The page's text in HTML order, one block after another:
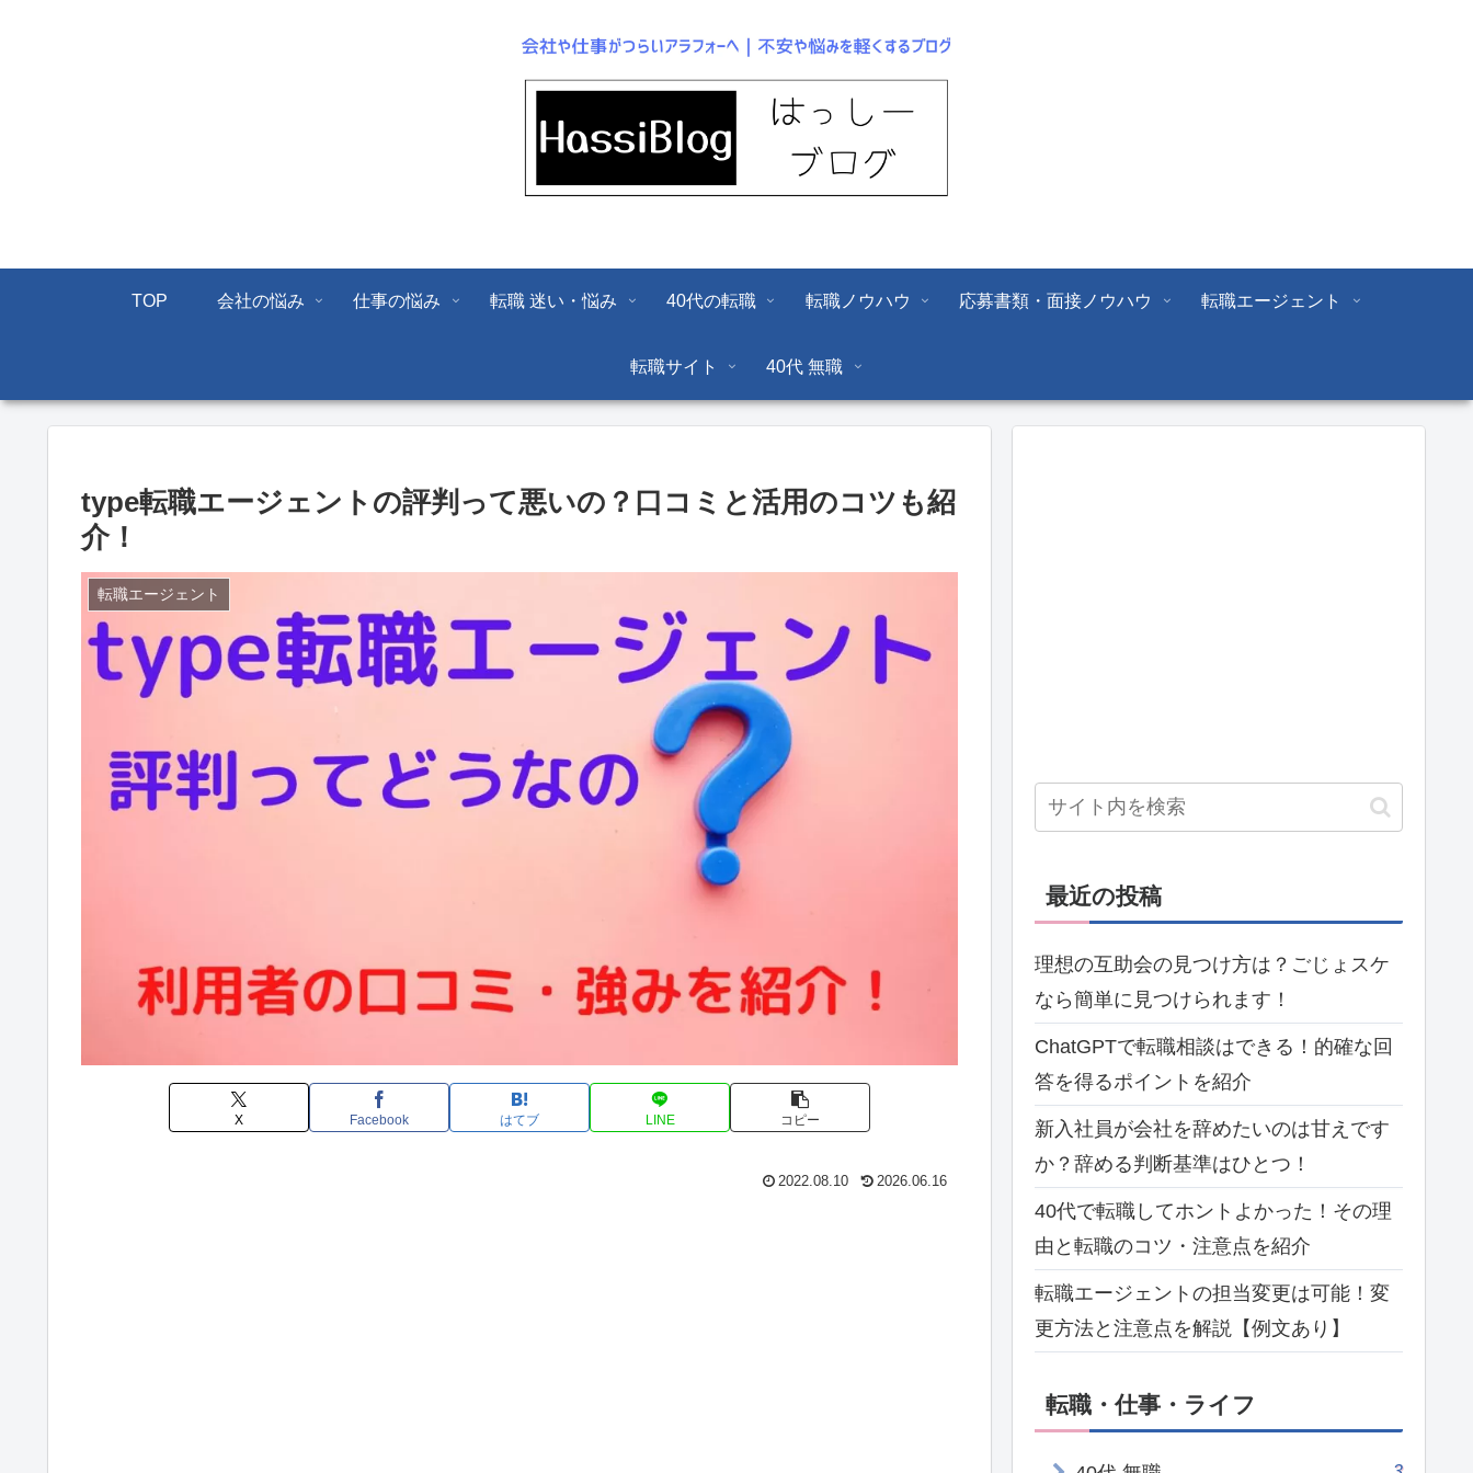
TOP 会社の悩み 仕事の悩み 転職 迷い・悩み 40代の転職 転職ノウハウ 応募書類・面接ノウハウ 転職エージェント
転職サイト 40代 無職
type転職エージェントの評判って悪いの？口コミと活用のコツも紹
介！
転職エージェント
X Facebook はてブ LINE コピー
2022.08.10 2026.06.16
最近の投稿
理想の互助会の見つけ方は？ごじょスケ
なら簡単に見つけられます！
ChatGPTで転職相談はできる！的確な回
答を得るポイントを紹介
新入社員が会社を辞めたいのは甘えです
か？辞める判断基準はひとつ！
40代で転職してホントよかった！その理
由と転職のコツ・注意点を紹介
転職エージェントの担当変更は可能！変
更方法と注意点を解説【例文あり】
転職・仕事・ライフ